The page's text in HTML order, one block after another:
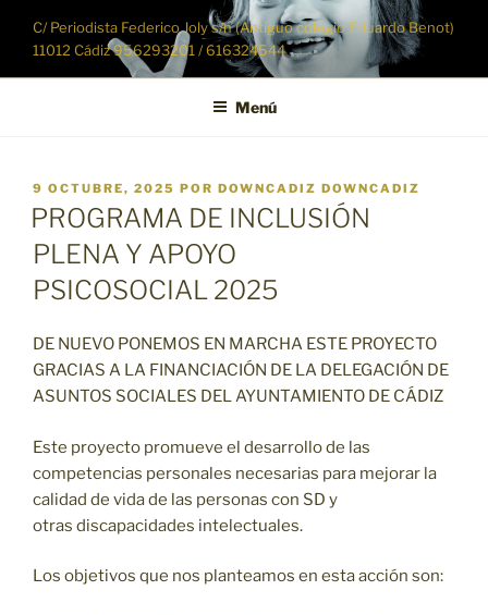
C/ Periodista Federico Joly s/n (Antiguo colegio Eduardo Benot)
11012 Cádiz 956293201 / 616324544
Menú
PUBLICADO
EL
9 OCTUBRE, 2025 POR DOWNCADIZ DOWNCADIZ
PROGRAMA DE INCLUSIÓN
PLENA Y APOYO
PSICOSOCIAL 2025
DE NUEVO PONEMOS EN MARCHA ESTE PROYECTO
GRACIAS A LA FINANCIACIÓN DE LA DELEGACIÓN DE
ASUNTOS SOCIALES DEL AYUNTAMIENTO DE CÁDIZ
Este proyecto promueve el desarrollo de las
competencias personales necesarias para mejorar la
calidad de vida de las personas con SD y
otras discapacidades intelectuales.
Los objetivos que nos planteamos en esta acción son: